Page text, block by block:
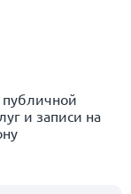
публичной
и записи на